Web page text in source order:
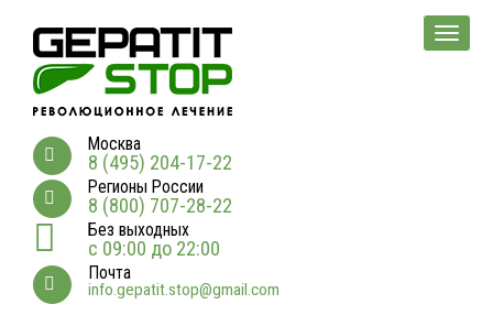
Москва
8 (495) 204-17-22
Регионы России
8 (800) 707-28-22
Без выходных
с 09:00 до 22:00
Почта
info.gepatit.stop@gmail.com